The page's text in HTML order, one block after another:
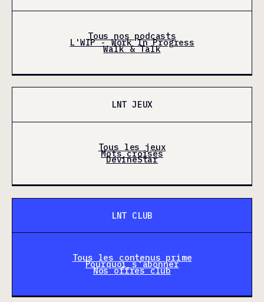
Tous nos podcasts
L'WIP - Work In Progress
Walk & Talk
LNT JEUX
Tous les jeux
Mots croisés
DevineStar
LNT CLUB
Tous les contenus prime
Pourquoi s'abonner
Nos offres club